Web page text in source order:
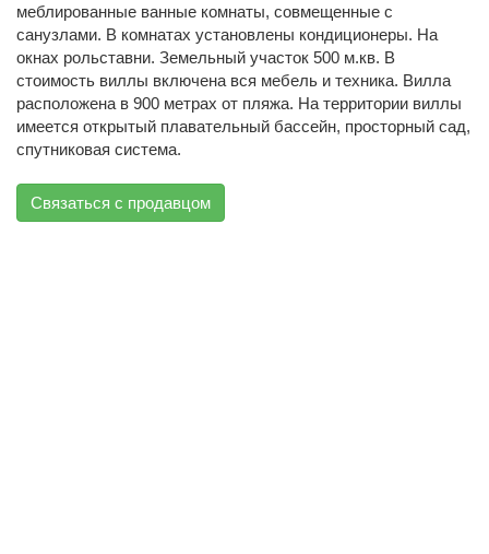
меблированные ванные комнаты, совмещенные с
санузлами. В комнатах установлены кондиционеры. На
окнах рольставни. Земельный участок 500 м.кв. В
стоимость виллы включена вся мебель и техника. Вилла
расположена в 900 метрах от пляжа. На территории виллы
имеется открытый плавательный бассейн, просторный сад,
спутниковая система.
Связаться с продавцом